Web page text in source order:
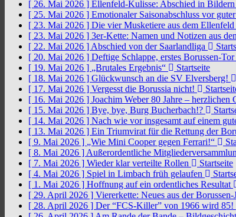
[ 26. Mai 2026 ] Ellenfeld-Kulisse: Abschied in Bildern
[ 25. Mai 2026 ] Emotionaler Saisonabschluss vor
[ 23. Mai 2026 ] Die vier Musketiere aus dem Ellenfeld
[ 23. Mai 2026 ] 3er-Kette: Namen und Notizen aus
[ 22. Mai 2026 ] Abschied von der Saarlandliga
[ 20. Mai 2026 ] Deftige Schlappe, erstes Borussen-
[ 19. Mai 2026 ] „Brutales Ergebnis“
Startseite
[ 18. Mai 2026 ] Glückwunsch an die SV Elversberg!
[ 17. Mai 2026 ] Vergesst die Borussia nicht!
[ 16. Mai 2026 ] Joachim Weber 80 Jahre – herzlichen
[ 15. Mai 2026 ] Bye, bye, Burg Bucherbach!?
[ 14. Mai 2026 ] Nach wie vor insgesamt auf einem
[ 13. Mai 2026 ] Ein Triumvirat für die Rettung der
[ 9. Mai 2026 ] „Wie Mini Cooper gegen Ferrari!“
[ 8. Mai 2026 ] Außerordentliche
[ 7. Mai 2026 ] Wieder klar verteilte Rollen
Startseite
[ 4. Mai 2026 ] Spiel in Limbach früh gelaufen
[ 1. Mai 2026 ] Hoffnung auf ein ordentliches Resultat
[ 29. April 2026 ] Viererkette: Neues aus der Borussen-
[ 28. April 2026 ] Der “FCS-Killer” von 1966 wird 85!